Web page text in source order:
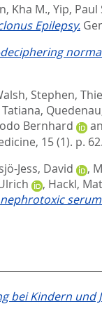
Kha M., Yip, Paul
Epilepsy.
Stephen,
,
Bernhard
15 (1). p. 62.
Jess, David ,
, Hackl,
bei Kindern